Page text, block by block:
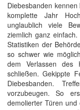
Diebesbanden
komplette Jahr
unglaublich viele
ziemlich ganz
Statistiken der
so schwer wie
dem Verlassen des
schließen. Gekippte
Diebesbanden.
vorzubeugen. So
demolierter Türen